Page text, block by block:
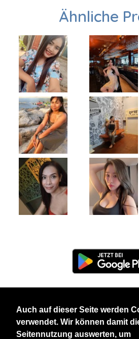
Auch auf dieser Seite werden
verwendet. Wir können damit
Seitennutzung auswerten, um
Ähnliche
Datenschutzerklärung AGB
Nehmen Sie Kontakt mit uns auf